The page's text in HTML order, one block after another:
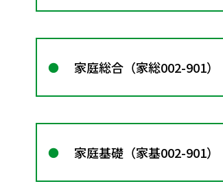
家庭総合（家総002-901）
家庭基礎（家基002-901）